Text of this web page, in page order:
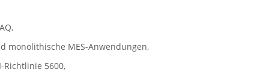
monolithische MES-Anwendungen,
Richtlinie 5600,